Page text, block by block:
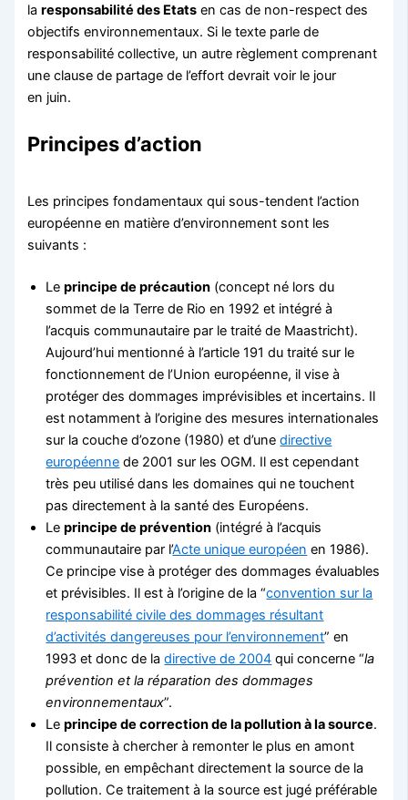
laresponsabilité des Etats en cas de non-respect des
objectifs environnementaux. Si le texte parle de
responsabilité collective, un autre règlement comprenant
une clause de partage de l’effort devrait voir le jour
en juin.
Principes d’action
Les principes fondamentaux qui sous-tendent l’action
européenne en matière d’environnement sont les
suivants :
Leprincipe de précaution (concept né lors du
sommet de la Terre de Rio en 1992 et intégré à
l’acquis communautaire par le traité de Maastricht).
Aujourd’hui mentionné à l’article 191 du traité sur le
fonctionnement de l’Union européenne, il vise à
protéger des dommages imprévisibles et incertains. Il
est notamment à l’origine des mesures internationales
sur la couche d’ozone (1980) et d’unedirective
européenne de 2001 sur les OGM. Il est cependant
très peu utilisé dans les domaines qui ne touchent
pas directement à la santé des Européens.
Leprincipe de prévention (intégré à l’acquis
communautaire par l’Acte unique européen en 1986).
Ce principe vise à protéger des dommages évaluables
et prévisibles. Il est à l’origine de la “convention sur la
responsabilité civile des dommages résultant
d’activités dangereuses pour l’environnement” en
1993 et donc de ladirective de 2004 qui concerne “la
prévention et la réparation des dommages
environnementaux”.
Leprincipe de correction de la pollution à la source.
Il consiste à chercher à remonter le plus en amont
possible, en empêchant directement la source de la
pollution. Ce traitement à la source est jugé préférable